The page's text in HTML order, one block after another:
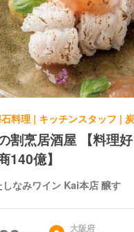
割烹居酒屋 【料理
140億】
なみワイン Kai本店 醸す
大阪府